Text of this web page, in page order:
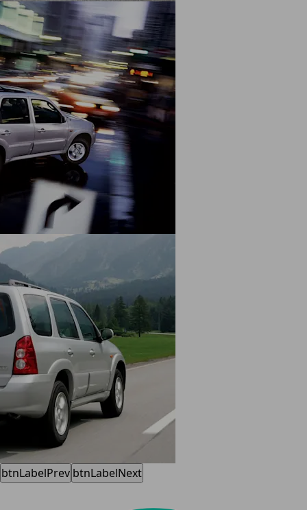
btnLabelPrev btnLabelNext